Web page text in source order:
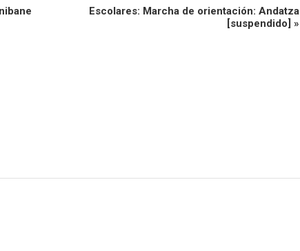
Escolares: Marcha de orientación: Andatza
[suspendido] »